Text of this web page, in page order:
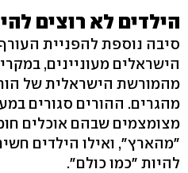
הילדים לא רוצים
סיבה נוספת להפניית
הישראלים מעוניינים,
מהמורשת הישראלית של
מהגרים. ההורים סגורים
מצומצמים שבהם אוכלים
"מהארץ", ואילו הילדים
להיות "כמו כולם".